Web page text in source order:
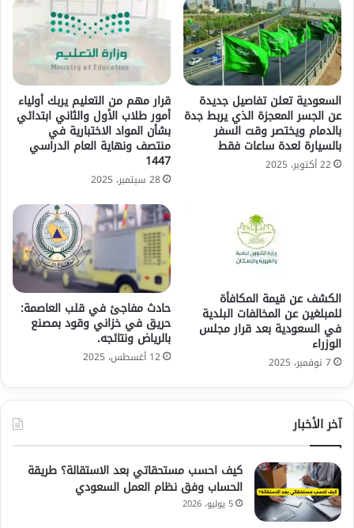
السعودية تعلن تفاصيل جديدة
عن الجسر المعجزة الذي يربط جدة
بالدمام ويختصر وقت السفر
بالسيارة لعدة ساعات فقط
22 أكتوبر، 2025
قرار مهم من التعليم يربك أولياء
أمور طلاب الأول والثاني ابتدائي
بشأن المواد الاختبارية في
منتصف ونهاية العام الدراسي
1447
28 سبتمبر، 2025
الكشف عن قيمة المكافأة
للمبلغين عن المخالفات البلدية
في السعودية بعد قرار مجلس
الوزراء
7 نوفمبر، 2025
حادث مفاجئ في قلب العاصمة:
حريق في خزاني وقود بمصنع
بالرياض ونتائجه.
12 أغسطس، 2025
آخر الأخبار
كيف احسب مستحقاتي بعد الاستقالة؟ طريقة
الحساب وفق نظام العمل السعودي
5 يوليو، 2026